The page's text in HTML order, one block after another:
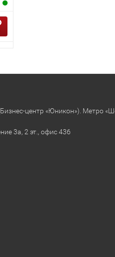
центр «Юникон»). Метро
3а, 2 эт., офис 436